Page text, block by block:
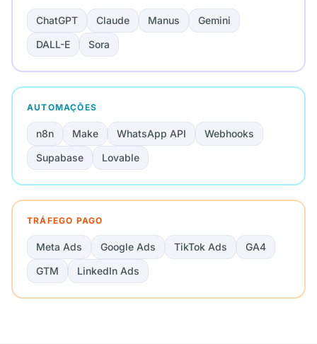
ChatGPT Claude Manus
Gemini
DALL-E
Sora
AUTOMAÇÕES
n8n Make WhatsApp API
Webhooks
Supabase
Lovable
TRÁFEGO PAGO
Meta Ads Google Ads TikTok Ads
GA4
GTM
LinkedIn Ads